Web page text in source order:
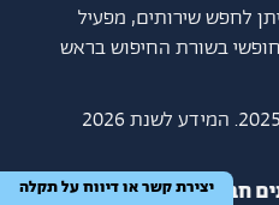
לחפש שירותים, מפעיל
בשורת החיפוש בראש
המידע באתר מעודכן לשנת 2025. המידע לשנת 2026
חברתיים במיקור חוץ
יצירת קשר או דיווח על תקלה